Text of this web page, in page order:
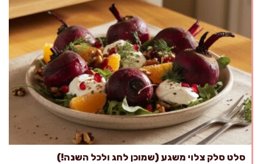
סלט סלק צלוי משגע (שמוכן לחג ולכל השנה!)